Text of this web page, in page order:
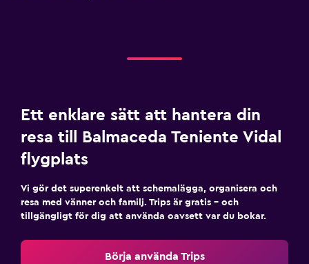
Ett enklare sätt att hantera din
resa till Balmaceda Teniente Vidal
flygplats
Vi gör det superenkelt att schemalägga, organisera och
resa med vänner och familj. Trips är gratis – och
tillgängligt för dig att använda oavsett var du bokar.
Börja använda Trips